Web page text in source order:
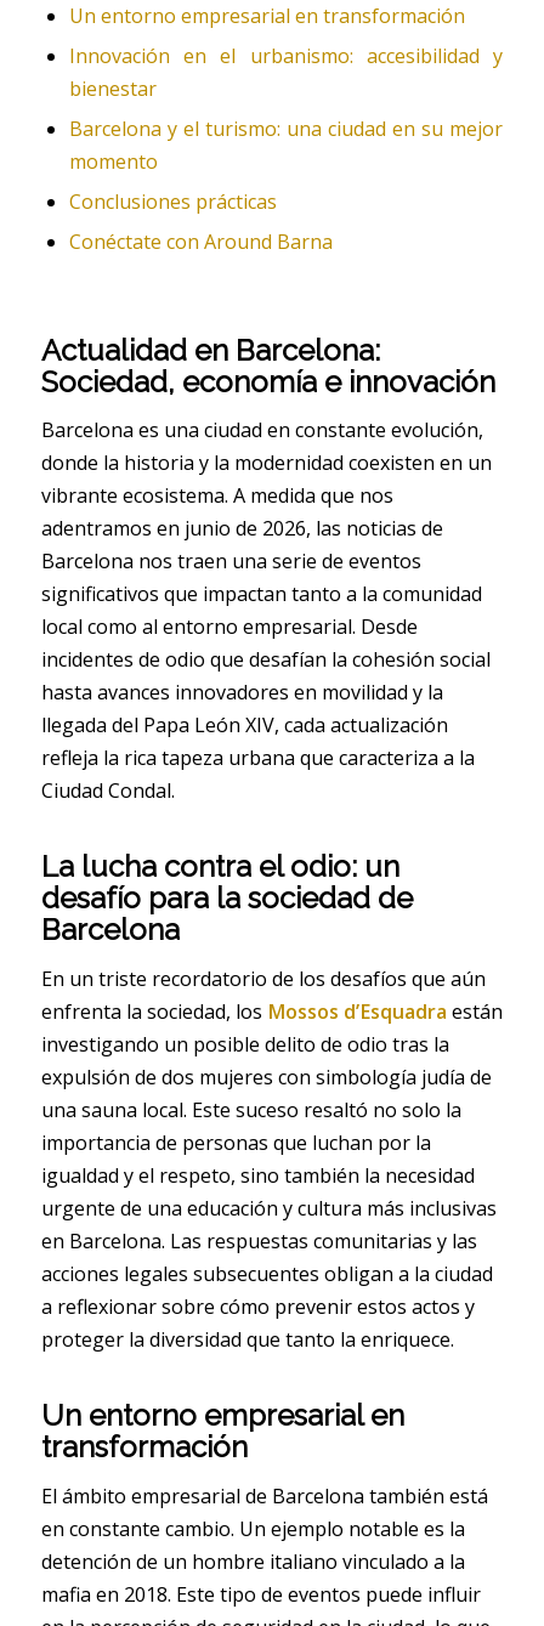
Un entorno empresarial en transformación
Innovación en el urbanismo: accesibilidad y
bienestar
Barcelona y el turismo: una ciudad en su mejor
momento
Conclusiones prácticas
Conéctate con Around Barna
Actualidad en Barcelona:
Sociedad, economía e innovación
Barcelona es una ciudad en constante evolución,
donde la historia y la modernidad coexisten en un
vibrante ecosistema. A medida que nos
adentramos en junio de 2026, las noticias de
Barcelona nos traen una serie de eventos
significativos que impactan tanto a la comunidad
local como al entorno empresarial. Desde
incidentes de odio que desafían la cohesión social
hasta avances innovadores en movilidad y la
llegada del Papa León XIV, cada actualización
refleja la rica tapeza urbana que caracteriza a la
Ciudad Condal.
La lucha contra el odio: un
desafío para la sociedad de
Barcelona
En un triste recordatorio de los desafíos que aún
enfrenta la sociedad, los Mossos d’Esquadra están
investigando un posible delito de odio tras la
expulsión de dos mujeres con simbología judía de
una sauna local. Este suceso resaltó no solo la
importancia de personas que luchan por la
igualdad y el respeto, sino también la necesidad
urgente de una educación y cultura más inclusivas
en Barcelona. Las respuestas comunitarias y las
acciones legales subsecuentes obligan a la ciudad
a reflexionar sobre cómo prevenir estos actos y
proteger la diversidad que tanto la enriquece.
Un entorno empresarial en
transformación
El ámbito empresarial de Barcelona también está
en constante cambio. Un ejemplo notable es la
detención de un hombre italiano vinculado a la
mafia en 2018. Este tipo de eventos puede influir